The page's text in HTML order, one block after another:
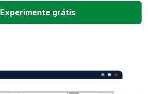
Experimente grátis